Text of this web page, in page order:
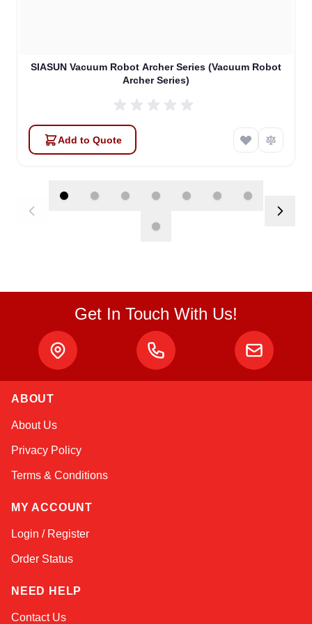
SIASUN Vacuum Robot Archer Series (Vacuum Robot
Archer Series)
Add to Quote
Get In Touch With Us!
ABOUT
About Us
Privacy Policy
Terms & Conditions
MY ACCOUNT
Login / Register
Order Status
NEED HELP
Contact Us